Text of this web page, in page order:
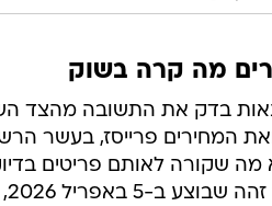
מה קרה בשוק
בדק את התשובה מהצד
המחירים פרייסז, בעשר